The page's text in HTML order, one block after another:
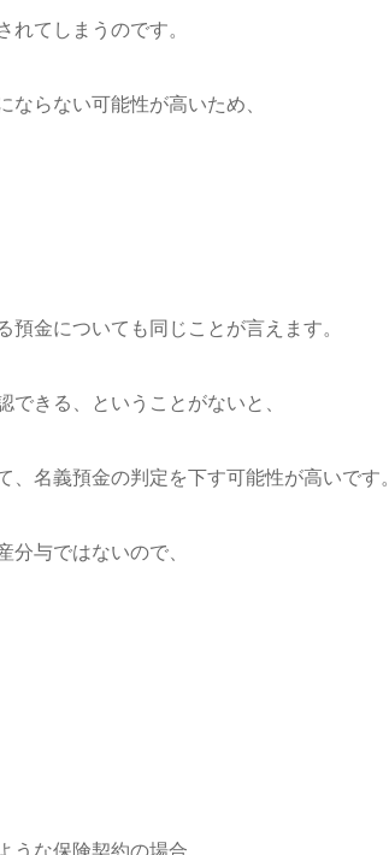
てしまうのです。
らない可能性が高いため、
金についても同じことが言えます。
きる、ということがないと、
名義預金の判定を下す可能性が高いです。
与ではないので、
な保険契約の場合、